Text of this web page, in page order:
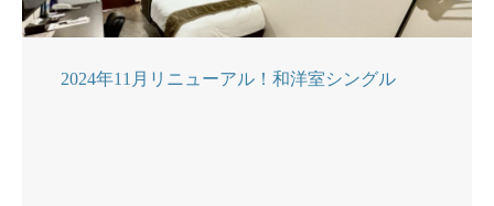
2024年11月リニューアル！和洋室シングル